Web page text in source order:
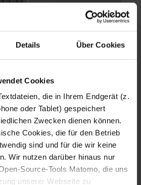
Details Über Cookies
Cookies
die in Ihrem Endgerät (z.
oder Tablet) gespeichert
Zwecken dienen können.
Cookies, die für den Betrieb
sind und für die wir keine
Wir nutzen darüber hinaus nur
Source-Tools Matomo, die uns
unserer Webseite zu
Fotografo: Lorenz
Sternbach
Download